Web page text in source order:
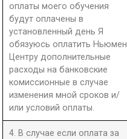
оплаты моего обучения
будут оплачены в
установленный день Я
обязуюсь оплатить Ньюмен
Центру дополнительные
расходы на банковские
комиссионные в случае
изменения мной сроков и/
или условий оплаты.
4. В случае если оплата за